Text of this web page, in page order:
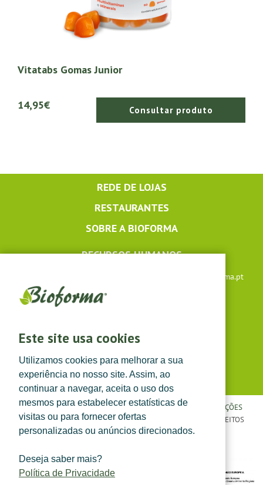
Este site usa cookies
Utilizamos cookies para melhorar a sua
experiência no nosso site. Assim, ao
continuar a navegar, aceita o uso dos
mesmos para estabelecer estatísticas de
visitas ou para fornecer ofertas
personalizadas ou anúncios direcionados.
Deseja saber mais?
Política de Privacidade
Vitatabs Gomas Junior
14,95€ Consultar produto
REDE DE LOJAS
RESTAURANTES
SOBRE A BIOFORMA
RECURSOS HUMANOS
lojaonline@bioforma.pt
(dias úteis das 8h30 às 13h e das 14h às 17h30)
POLÍTICA DE PRIVACIDADE|TERMOS E CONDIÇÕES
CONDIÇÕES
GERAIS DE VENDA | ©TOPFARMA, LDA. 2022.
TODOS OS DIREITOS
RESERVADOS.